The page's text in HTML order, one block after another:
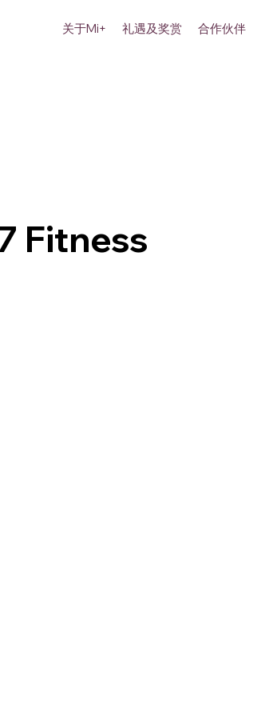
关于Mi+ 礼遇及奖赏 合作伙伴
Fitness